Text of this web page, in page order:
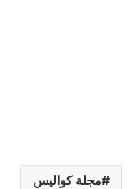
مجلة كواليس